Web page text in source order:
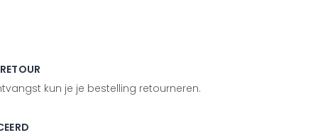
kun je je bestelling retourneren.